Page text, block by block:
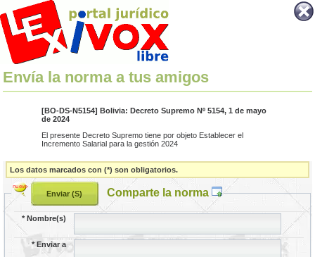
Envía la norma a tus amigos
[BO-DS-N5154] Bolivia: Decreto Supremo Nº 5154, 1 de mayo
de 2024
El presente Decreto Supremo tiene por objeto Establecer el
Incremento Salarial para la gestión 2024
Los datos marcados con (*) son obligatorios.
Comparte la norma
*Nombre(s)
*Enviar a